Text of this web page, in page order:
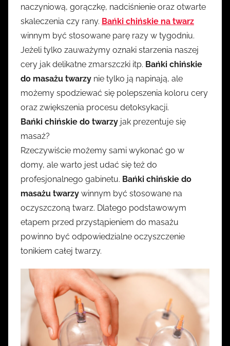
naczyniową, gorączkę, nadciśnienie oraz otwarte
skaleczenia czy rany. Bańki chińskie na twarz
winnym być stosowane parę razy w tygodniu.
Jeżeli tylko zauważymy oznaki starzenia naszej
cery jak delikatne zmarszczki itp. Bańki chińskie
do masażu twarzy nie tylko ją napinają, ale
możemy spodziewać się polepszenia koloru cery
oraz zwiększenia procesu detoksykacji.
Bańki chińskie do twarzy jak prezentuje się
masaż?
Rzeczywiście możemy sami wykonać go w
domy, ale warto jest udać się też do
profesjonalnego gabinetu. Bańki chińskie do
masażu twarzy winnym być stosowane na
oczyszczoną twarz. Dlatego podstawowym
etapem przed przystąpieniem do masażu
powinno być odpowiedzialne oczyszczenie
tonikiem całej twarzy.